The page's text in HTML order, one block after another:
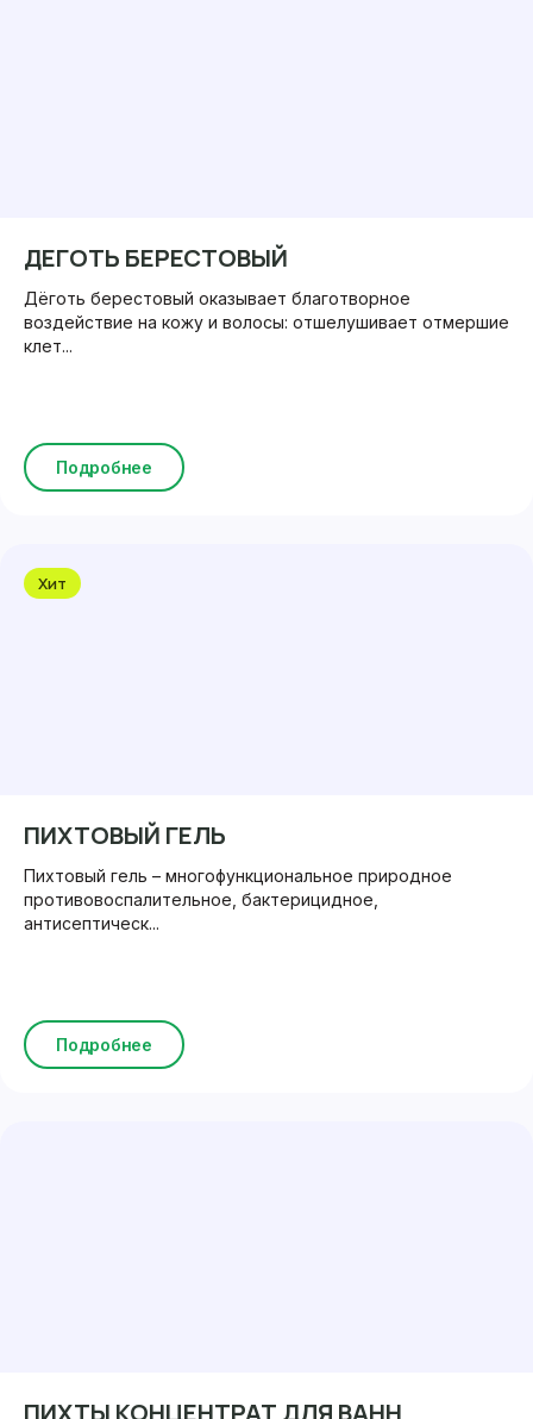
ДЕГОТЬ БЕРЕСТОВЫЙ
Дёготь берестовый оказывает благотворное
воздействие на кожу и волосы: отшелушивает отмершие
клет...
Подробнее
Хит
ПИХТОВЫЙ ГЕЛЬ
Пихтовый гель – многофункциональное природное
противовоспалительное, бактерицидное,
антисептическ...
Подробнее
ПИХТЫ КОНЦЕНТРАТ ДЛЯ ВАНН